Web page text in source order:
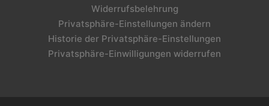
Widerrufsbelehrung
Privatsphäre-Einstellungen ändern
Historie der Privatsphäre-Einstellungen
Privatsphäre-Einwilligungen widerrufen